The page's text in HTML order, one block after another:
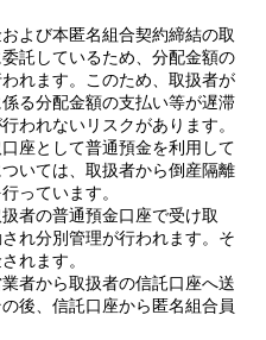
よび本匿名組合契約締結の取
託しているため、分配金額の
れます。このため、取扱者が
る分配金額の支払い等が遅滞
われないリスクがあります。
座として普通預金を利用して
いては、取扱者から倒産隔離
っています。
者の普通預金口座で受け取
れ分別管理が行われます。そ
れます。
者から取扱者の信託口座へ送
後、信託口座から匿名組合員